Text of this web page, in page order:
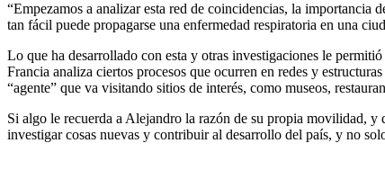
“Empezamos a analizar esta red de coincidencias, la importancia
tan fácil puede propagarse una enfermedad respiratoria en una
Lo que ha desarrollado con esta y otras investigaciones le
Francia analiza ciertos procesos que ocurren en redes y
“agente” que va visitando sitios de interés, como museos,
Si algo le recuerda a Alejandro la razón de su propia movilidad,
investigar cosas nuevas y contribuir al desarrollo del país, y no